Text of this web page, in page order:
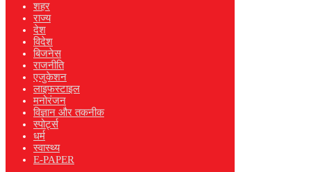
शहर
राज्य
देश
विदेश
बिजनेस
राजनीति
एजुकेशन
लाइफस्टाइल
मनोरंजन
विज्ञान और तकनीक
स्पोर्ट्स
धर्म
स्वास्थ्य
E-PAPER